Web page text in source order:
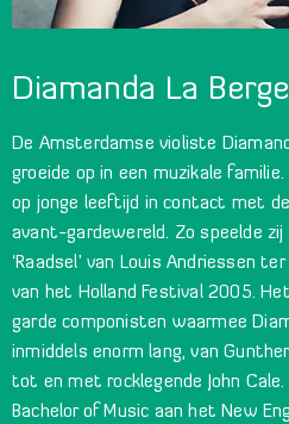
Diamanda La
De Amsterdamse violiste
groeide op in een muzikale
op jonge leeftijd in contact met
avant-gardewereld. Zo speelde
‘Raadsel’ van Louis Andriessen
van het Holland Festival 2005.
garde componisten waarmee
inmiddels enorm lang, van
tot en met rocklegende John
Bachelor of Music aan het New